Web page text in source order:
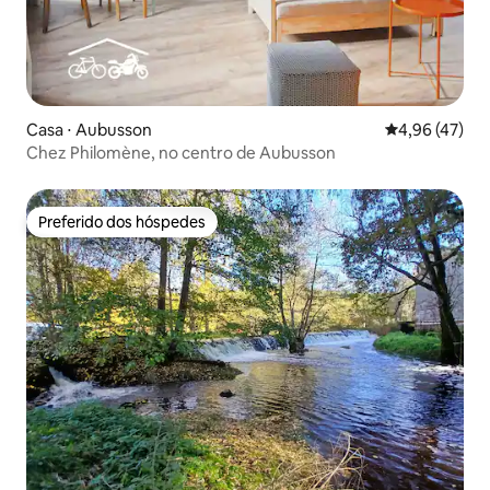
Casa ⋅ Aubusson 4,96 de uma
4,96 (47)
Chez Philomène, no centro de Aubusson
Preferido dos hóspedes
Preferido dos hóspedes